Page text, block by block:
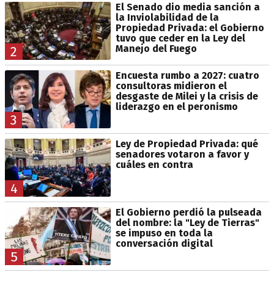
2
El Senado dio media sanción a
la Inviolabilidad de la
Propiedad Privada: el Gobierno
tuvo que ceder en la Ley del
Manejo del Fuego
3
Encuesta rumbo a 2027: cuatro
consultoras midieron el
desgaste de Milei y la crisis de
liderazgo en el peronismo
4
Ley de Propiedad Privada: qué
senadores votaron a favor y
cuáles en contra
5
El Gobierno perdió la pulseada
del nombre: la "Ley de Tierras"
se impuso en toda la
conversación digital